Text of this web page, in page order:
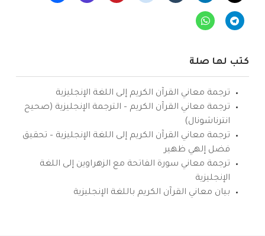
كتب لها صلة
ترجمة معاني القرآن الكريم إلى اللغة الإنجليزية
ترجمة معاني القرآن الكريم – الترجمة الإنجليزية (صحيح
انترناشونال)
ترجمة معاني القرآن الكريم إلى اللغة الإنجليزية – تحقيق
فضل إلهي ظهير
ترجمة معاني سورة الفاتحة مع الزهراوين إلى اللغة
الإنجليزية
بيان معاني القرآن الكريم باللغة الإنجليزية